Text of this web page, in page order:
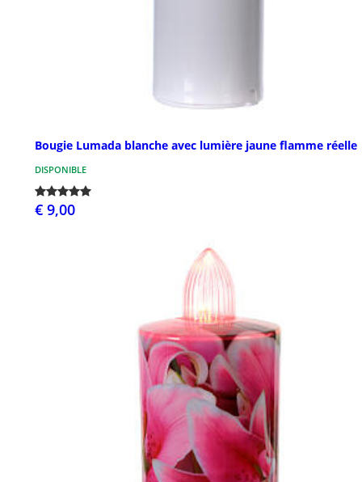
Bougie Lumada blanche avec lumière jaune flamme réelle
DISPONIBLE
€ 9,00